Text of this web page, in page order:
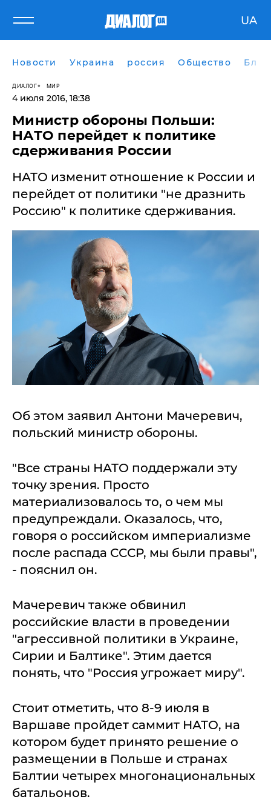
UA
Новости Украина россия Общество
ДИАЛОГ МИР
4 июля 2016, 18:38
Министр обороны Польши:
НАТО перейдет к политике
сдерживания России
НАТО изменит отношение к России и
перейдет от политики "не дразнить
Россию" к политике сдерживания.
Об этом заявил Антони Мачеревич,
польский министр обороны.
"Все страны НАТО поддержали эту
точку зрения. Просто
материализовалось то, о чем мы
предупреждали. Оказалось, что,
говоря о российском империализме
после распада СССР, мы были правы",
- пояснил он.
Мачеревич также обвинил
российские власти в проведении
"агрессивной политики в Украине,
Сирии и Балтике". Этим дается
понять, что "Россия угрожает миру".
Стоит отметить, что 8-9 июля в
Варшаве пройдет саммит НАТО, на
котором будет принято решение о
размещении в Польше и странах
Балтии четырех многонациональных
батальонов.